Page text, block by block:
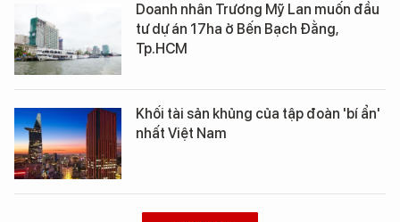
Doanh nhân Trương Mỹ Lan muốn đầu
tư dự án 17ha ở Bến Bạch Đằng,
Tp.HCM
Khối tài sản khủng của tập đoàn 'bí ẩn'
nhất Việt Nam